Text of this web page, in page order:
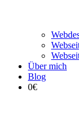
Über mich
Blog
0€